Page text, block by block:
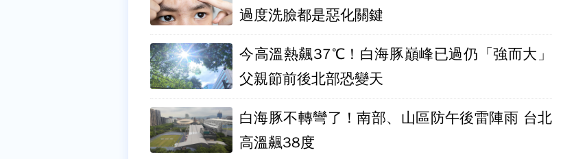
過度洗臉都是惡化關鍵
今高溫熱飆37℃！白海豚巔峰已過仍「強而大」
父親節前後北部恐變天
白海豚不轉彎了！南部、山區防午後雷陣雨 台北
高溫飆38度